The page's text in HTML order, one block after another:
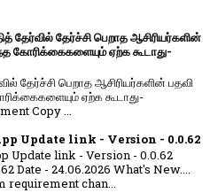
தேர்வில் தேர்ச்சி பெறாத ஆசிரியர்களின்
கோரிக்கைகளையும் ஏற்க கூடாது-
தேர்ச்சி பெறாத ஆசிரியர்களின் பதவி
ஏற்க கூடாது-
Copy ...
Update link - Version - 0.0.62
Update link - Version - 0.0.62
Date - 24.06.2026 What's New....
requirement chan...